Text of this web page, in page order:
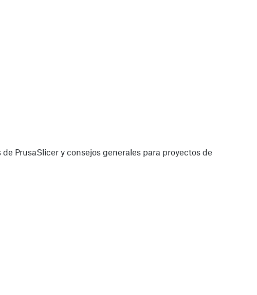
PrusaSlicer y consejos generales para proyectos de